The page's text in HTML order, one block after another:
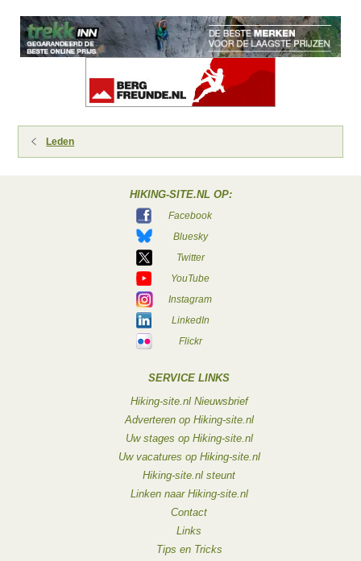
Leden
HIKING-SITE.NL OP:
Facebook
Bluesky
Twitter
YouTube
Instagram
LinkedIn
Flickr
SERVICE LINKS
Hiking-site.nl Nieuwsbrief
Adverteren op Hiking-site.nl
Uw stages op Hiking-site.nl
Uw vacatures op Hiking-site.nl
Hiking-site.nl steunt
Linken naar Hiking-site.nl
Contact
Links
Tips en Tricks